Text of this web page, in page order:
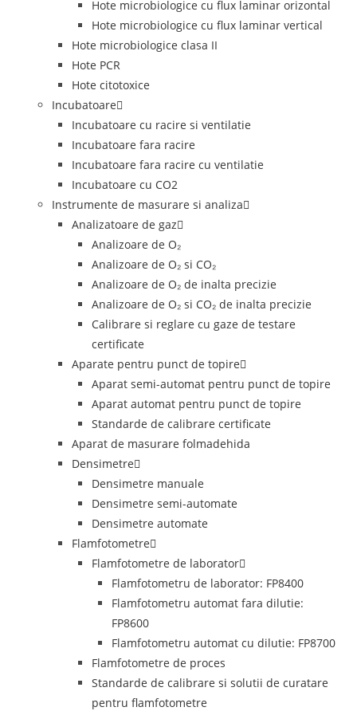
Hote microbiologice cu flux laminar orizontal
Hote microbiologice cu flux laminar vertical
Hote microbiologice clasa II
Hote PCR
Hote citotoxice
Incubatoare
Incubatoare cu racire si ventilatie
Incubatoare fara racire
Incubatoare fara racire cu ventilatie
Incubatoare cu CO2
Instrumente de masurare si analiza
Analizatoare de gaz
Analizoare de O₂
Analizoare de O₂ si CO₂
Analizoare de O₂ de inalta precizie
Analizoare de O₂ si CO₂ de inalta precizie
Calibrare si reglare cu gaze de testare
certificate
Aparate pentru punct de topire
Aparat semi-automat pentru punct de topire
Aparat automat pentru punct de topire
Standarde de calibrare certificate
Aparat de masurare folmadehida
Densimetre
Densimetre manuale
Densimetre semi-automate
Densimetre automate
Flamfotometre
Flamfotometre de laborator
Flamfotometru de laborator: FP8400
Flamfotometru automat fara dilutie:
FP8600
Flamfotometru automat cu dilutie: FP8700
Flamfotometre de proces
Standarde de calibrare si solutii de curatare
pentru flamfotometre